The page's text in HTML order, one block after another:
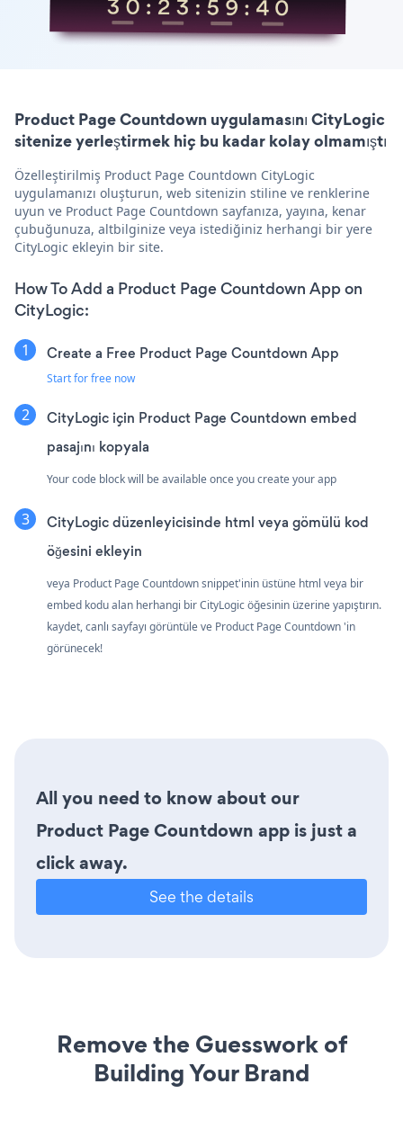
Product Page Countdown uygulamasını CityLogic
sitenize yerleştirmek hiç bu kadar kolay olmamıştı
Özelleştirilmiş Product Page Countdown CityLogic
uygulamanızı oluşturun, web sitenizin stiline ve renklerine
uyun ve Product Page Countdown sayfanıza, yayına, kenar
çubuğunuza, altbilginize veya istediğiniz herhangi bir yere
CityLogic ekleyin bir site.
How To Add a Product Page Countdown App on
CityLogic:
Create a Free Product Page Countdown App
Start for free now
CityLogic için Product Page Countdown embed
pasajını kopyala
Your code block will be available once you create your app
CityLogic düzenleyicisinde html veya gömülü kod
öğesini ekleyin
veya Product Page Countdown snippet'inin üstüne html veya bir
embed kodu alan herhangi bir CityLogic öğesinin üzerine yapıştırın.
kaydet, canlı sayfayı görüntüle ve Product Page Countdown 'in
görünecek!
All you need to know about our
Product Page Countdown app is just a
click away.
See the details
Remove the Guesswork of
Building Your Brand